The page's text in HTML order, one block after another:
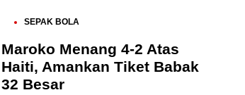
S
T
E
D
I
SEPAK BOLA
Maroko Menang 4-2 Atas
Haiti, Amankan Tiket Babak
32 Besar